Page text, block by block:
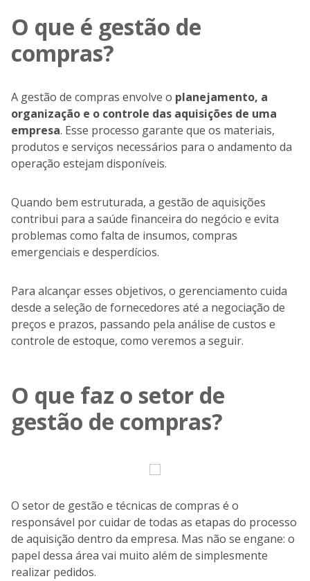
O que é gestão de
compras?
A gestão de compras envolve o planejamento, a
organização e o controle das aquisições de uma
empresa. Esse processo garante que os materiais,
produtos e serviços necessários para o andamento da
operação estejam disponíveis.
Quando bem estruturada, a gestão de aquisições
contribui para a saúde financeira do negócio e evita
problemas como falta de insumos, compras
emergenciais e desperdícios.
Para alcançar esses objetivos, o gerenciamento cuida
desde a seleção de fornecedores até a negociação de
preços e prazos, passando pela análise de custos e
controle de estoque, como veremos a seguir.
O que faz o setor de
gestão de compras?
O setor de gestão e técnicas de compras é o
responsável por cuidar de todas as etapas do processo
de aquisição dentro da empresa. Mas não se engane: o
papel dessa área vai muito além de simplesmente
realizar pedidos.